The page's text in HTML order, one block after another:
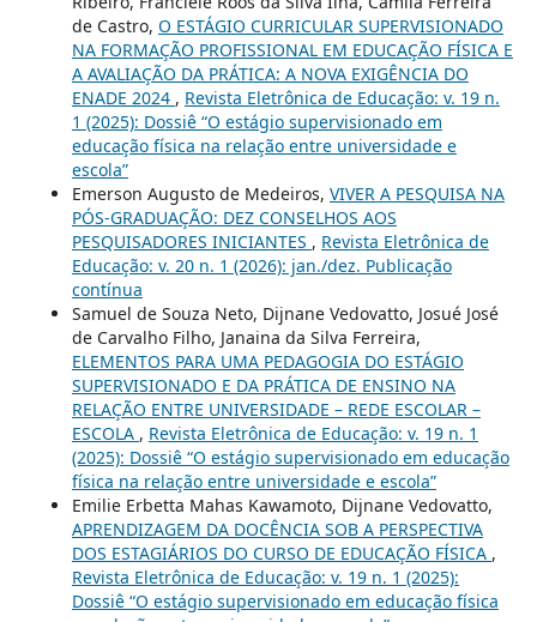
de Castro, O ESTÁGIO CURRICULAR SUPERVISIONADO
NA FORMAÇÃO PROFISSIONAL EM EDUCAÇÃO FÍSICA E
A AVALIAÇÃO DA PRÁTICA: A NOVA EXIGÊNCIA DO
ENADE 2024 , Revista Eletrônica de Educação: v. 19 n.
1 (2025): Dossiê “O estágio supervisionado em
educação física na relação entre universidade e
escola”
Emerson Augusto de Medeiros, VIVER A PESQUISA NA
PÓS-GRADUAÇÃO: DEZ CONSELHOS AOS
PESQUISADORES INICIANTES , Revista Eletrônica de
Educação: v. 20 n. 1 (2026): jan./dez. Publicação
contínua
Samuel de Souza Neto, Dijnane Vedovatto, Josué José
de Carvalho Filho, Janaina da Silva Ferreira,
ELEMENTOS PARA UMA PEDAGOGIA DO ESTÁGIO
SUPERVISIONADO E DA PRÁTICA DE ENSINO NA
RELAÇÃO ENTRE UNIVERSIDADE – REDE ESCOLAR –
ESCOLA , Revista Eletrônica de Educação: v. 19 n. 1
(2025): Dossiê “O estágio supervisionado em educação
física na relação entre universidade e escola”
Emilie Erbetta Mahas Kawamoto, Dijnane Vedovatto,
APRENDIZAGEM DA DOCÊNCIA SOB A PERSPECTIVA
DOS ESTAGIÁRIOS DO CURSO DE EDUCAÇÃO FÍSICA ,
Revista Eletrônica de Educação: v. 19 n. 1 (2025):
Dossiê “O estágio supervisionado em educação física